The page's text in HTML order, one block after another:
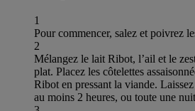
1
Pour commencer, salez et poivrez
2
Mélangez le lait Ribot, l’ail et le
plat. Placez les côtelettes
Ribot en pressant la viande.
au moins 2 heures, ou toute une